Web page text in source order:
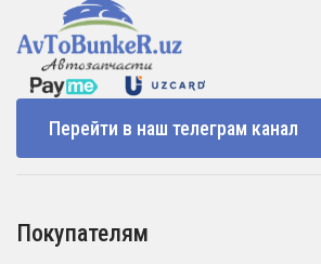
Перейти в наш телеграм канал
Покупателям